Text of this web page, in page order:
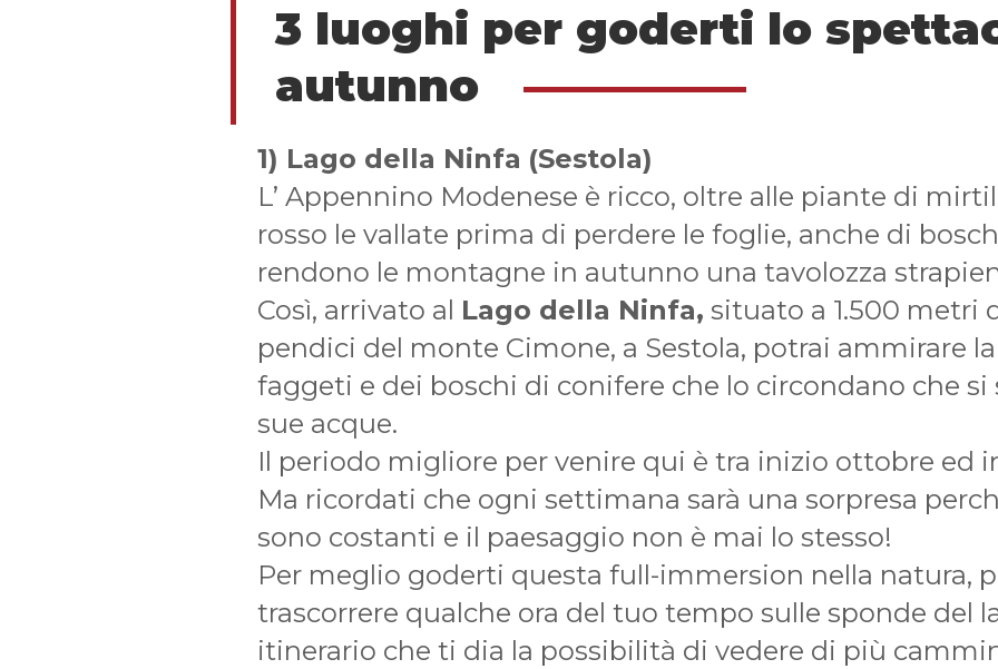
3 luoghi per goderti lo
autunno
1) Lago della Ninfa (Sestola)
L’ Appennino Modenese è ricco, oltre alle piante di
rosso le vallate prima di perdere le foglie, anche di
rendono le montagne in autunno una tavolozza
Così, arrivato al Lago della Ninfa, situato a 1.500 metri
pendici del monte Cimone, a Sestola, potrai ammirare
faggeti e dei boschi di conifere che lo circondano che si
sue acque.
Il periodo migliore per venire qui è tra inizio ottobre ed
Ma ricordati che ogni settimana sarà una sorpresa
sono costanti e il paesaggio non è mai lo stesso!
Per meglio goderti questa full-immersion nella natura,
trascorrere qualche ora del tuo tempo sulle sponde del
itinerario che ti dia la possibilità di vedere di più